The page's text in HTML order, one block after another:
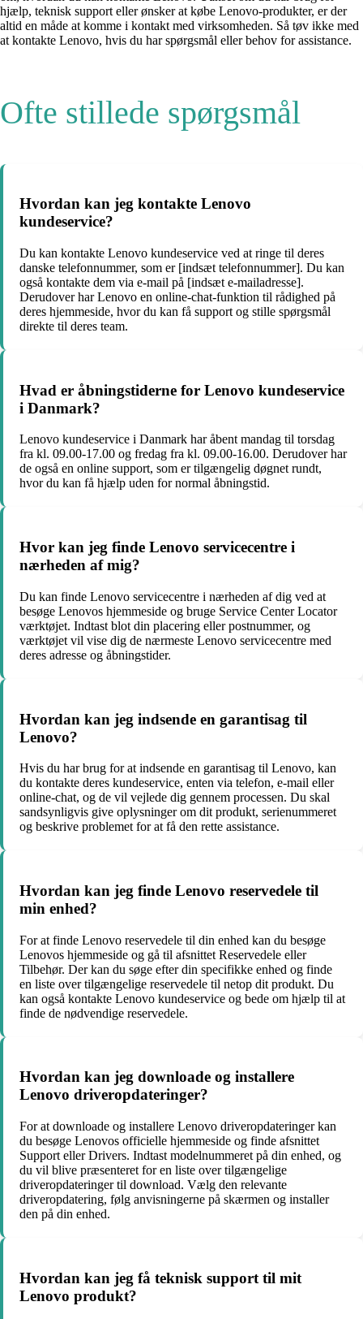
hjælp, teknisk support eller ønsker at købe Lenovo-produkter, er der
altid en måde at komme i kontakt med virksomheden. Så tøv ikke med
at kontakte Lenovo, hvis du har spørgsmål eller behov for assistance.
Ofte stillede spørgsmål
Hvordan kan jeg kontakte Lenovo
kundeservice?
Du kan kontakte Lenovo kundeservice ved at ringe til deres
danske telefonnummer, som er [indsæt telefonnummer]. Du kan
også kontakte dem via e-mail på [indsæt e-mailadresse].
Derudover har Lenovo en online-chat-funktion til rådighed på
deres hjemmeside, hvor du kan få support og stille spørgsmål
direkte til deres team.
Hvad er åbningstiderne for Lenovo kundeservice
i Danmark?
Lenovo kundeservice i Danmark har åbent mandag til torsdag
fra kl. 09.00-17.00 og fredag fra kl. 09.00-16.00. Derudover har
de også en online support, som er tilgængelig døgnet rundt,
hvor du kan få hjælp uden for normal åbningstid.
Hvor kan jeg finde Lenovo servicecentre i
nærheden af mig?
Du kan finde Lenovo servicecentre i nærheden af dig ved at
besøge Lenovos hjemmeside og bruge Service Center Locator
værktøjet. Indtast blot din placering eller postnummer, og
værktøjet vil vise dig de nærmeste Lenovo servicecentre med
deres adresse og åbningstider.
Hvordan kan jeg indsende en garantisag til
Lenovo?
Hvis du har brug for at indsende en garantisag til Lenovo, kan
du kontakte deres kundeservice, enten via telefon, e-mail eller
online-chat, og de vil vejlede dig gennem processen. Du skal
sandsynligvis give oplysninger om dit produkt, serienummeret
og beskrive problemet for at få den rette assistance.
Hvordan kan jeg finde Lenovo reservedele til
min enhed?
For at finde Lenovo reservedele til din enhed kan du besøge
Lenovos hjemmeside og gå til afsnittet Reservedele eller
Tilbehør. Der kan du søge efter din specifikke enhed og finde
en liste over tilgængelige reservedele til netop dit produkt. Du
kan også kontakte Lenovo kundeservice og bede om hjælp til at
finde de nødvendige reservedele.
Hvordan kan jeg downloade og installere
Lenovo driveropdateringer?
For at downloade og installere Lenovo driveropdateringer kan
du besøge Lenovos officielle hjemmeside og finde afsnittet
Support eller Drivers. Indtast modelnummeret på din enhed, og
du vil blive præsenteret for en liste over tilgængelige
driveropdateringer til download. Vælg den relevante
driveropdatering, følg anvisningerne på skærmen og installer
den på din enhed.
Hvordan kan jeg få teknisk support til mit
Lenovo produkt?